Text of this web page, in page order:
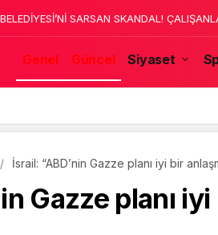
SARSAN SKANDAL!
BOŞALTTI
Genel Güncel Siyaset
İsrail: “ABD’nin Gazze planı iyi bir
Gazze planı